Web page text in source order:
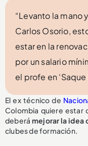
“Levanto la mano
Carlos Osorio,
estar en la
por un salario
el profe en ‘Saque
El ex técnico de
Colombia quiere estar
deberá mejorar la idea
clubes de formación.